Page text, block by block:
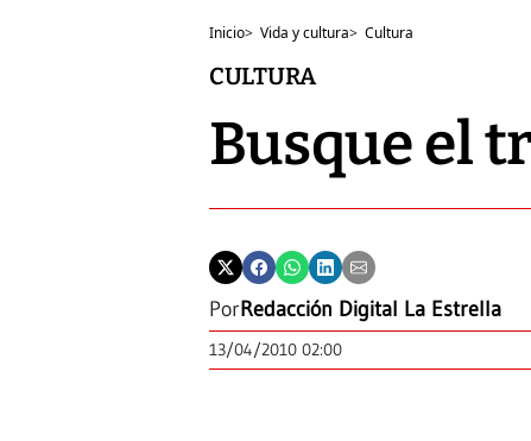
Inicio> Vida y cultura> Cultura
CULTURA
Busque el
PorRedacción Digital La Estrella
13/04/2010 02:00